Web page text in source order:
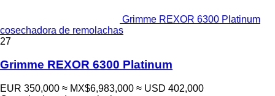
Grimme REXOR 6300 Platinum
cosechadora de remolachas
27
Grimme REXOR 6300 Platinum
EUR 350,000 ≈ MX$6,983,000 ≈ USD 402,000